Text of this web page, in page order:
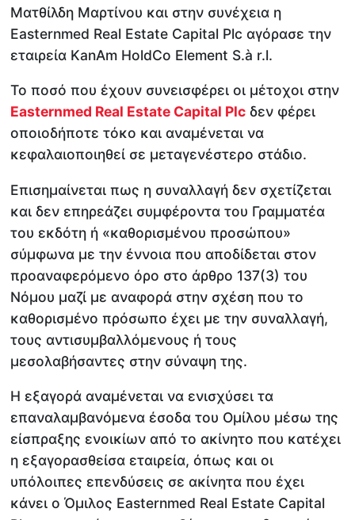
Ματθίλδη Μαρτίνου και στην συνέχεια η
Easternmed Real Estate Capital Plc αγόρασε την
εταιρεία KanAm HoldCo Element S.à r.l.
Το ποσό που έχουν συνεισφέρει οι μέτοχοι στην
Easternmed Real Estate Capital Plc δεν φέρει
οποιοδήποτε τόκο και αναμένεται να
κεφαλαιοποιηθεί σε μεταγενέστερο στάδιο.
Επισημαίνεται πως η συναλλαγή δεν σχετίζεται
και δεν επηρεάζει συμφέροντα του Γραμματέα
του εκδότη ή «καθορισμένου προσώπου»
σύμφωνα με την έννοια που αποδίδεται στον
προαναφερόμενο όρο στο άρθρο 137(3) του
Νόμου μαζί με αναφορά στην σχέση που το
καθορισμένο πρόσωπο έχει με την συναλλαγή,
τους αντισυμβαλλόμενους ή τους
μεσολαβήσαντες στην σύναψη της.
Η εξαγορά αναμένεται να ενισχύσει τα
επαναλαμβανόμενα έσοδα του Ομίλου μέσω της
είσπραξης ενοικίων από το ακίνητο που κατέχει
η εξαγορασθείσα εταιρεία, όπως και οι
υπόλοιπες επενδύσεις σε ακίνητα που έχει
κάνει ο Όμιλος Easternmed Real Estate Capital